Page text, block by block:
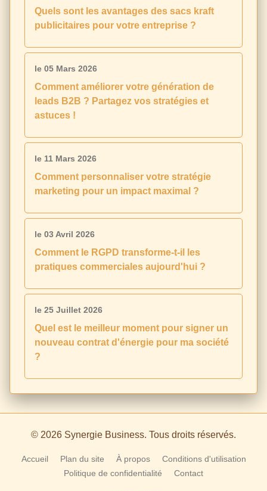
Quels sont les avantages des sacs kraft
publicitaires pour votre entreprise ?
le 05 Mars 2026
Comment améliorer votre génération de
leads B2B ? Partagez vos stratégies et
astuces !
le 11 Mars 2026
Comment personnaliser votre stratégie
marketing pour un impact maximal ?
le 03 Avril 2026
Comment le RGPD transforme-t-il les
pratiques commerciales aujourd'hui ?
le 25 Juillet 2026
Quel est le meilleur moment pour signer un
nouveau contrat d'énergie pour ma société
?
© 2026 Synergie Business. Tous droits réservés.
Accueil Plan du site À propos
Conditions d'utilisation
Politique de confidentialité
Contact